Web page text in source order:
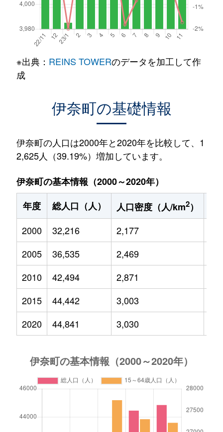
※出典： REINS TOWERのデータを加工して作
成
伊奈町の基礎情報
伊奈町の人口は2000年と2020年を比較して、1
2,625人（39.19%）増加しています。
伊奈町の基本情報（2000～2020年）
年度
総人口（人） 人口密度（人/km2）
2000
32,216 2,177
2005
36,535 2,469
2010
42,494 2,871
2015
44,442 3,003
2020
44,841 3,030